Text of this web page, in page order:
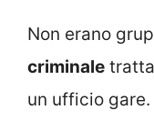
Non erano
criminale
un ufficio gare.